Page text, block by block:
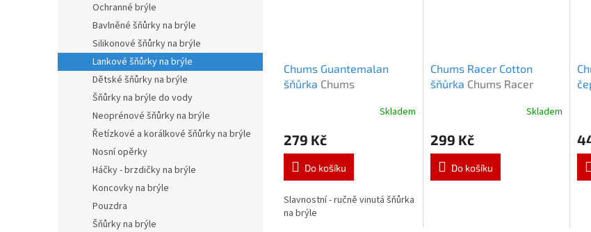
Ochranné brýle
Bavlněné šňůrky na brýle
Silikonové šňůrky na brýle
Lankové šňůrky na brýle
Dětské šňůrky na brýle
Šňůrky na brýle do vody
Neoprénové šňůrky na brýle
Řetízkové a korálkové šňůrky na brýle
Nosní opěrky
Háčky - brzdičky na brýle
Koncovky na brýle
Pouzdra
Šňůrky na brýle
Chums Guantemalan
šňůrka Chums
Skladem
279 Kč
Do košíku
Slavnostní - ručně vinutá šňůrka
na brýle
Chums Racer Cotton
šňůrka Chums Racer
Skladem
299 Kč
Do košíku